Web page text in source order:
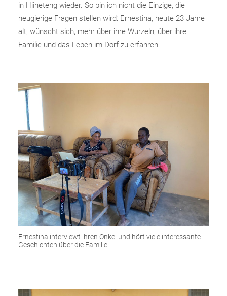
in Hiineteng wieder. So bin ich nicht die Einzige, die
neugierige Fragen stellen wird: Ernestina, heute 23 Jahre
alt, wünscht sich, mehr über ihre Wurzeln, über ihre
Familie und das Leben im Dorf zu erfahren.
Ernestina interviewt ihren Onkel und hört viele interessante
Geschichten über die Familie